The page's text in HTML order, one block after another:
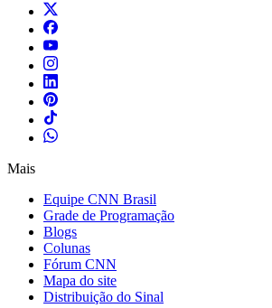
Mais
Equipe CNN Brasil
Grade de Programação
Blogs
Colunas
Fórum CNN
Mapa do site
Distribuição do Sinal